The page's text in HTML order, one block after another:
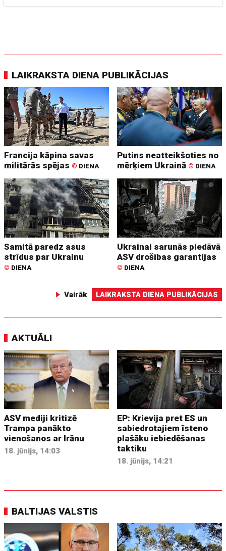
LAIKRAKSTA DIENA PUBLIKĀCIJAS
Francija kāpina savas
militārās spējas © DIENA
Putins neatteikšoties no
mērķiem Ukrainā © DIENA
Samitā paredz asus
strīdus par Ukrainu
© DIENA
Ukrainai sarunās piedāvā
ASV drošības garantijas
© DIENA
Vairāk LAIKRAKSTA DIENA PUBLIKĀCIJAS
AKTUĀLI
ASV mediji kritizē
Trampa panākto
vienošanos ar Irānu
18. jūnijs, 14:03
EP: Krievija pret ES un
sabiedrotajiem īsteno
plašāku iebiedēšanas
taktiku
18. jūnijs, 14:21
BALTIJAS VALSTIS